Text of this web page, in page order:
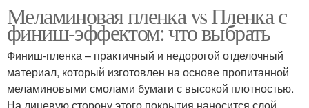
Меламиновая пленка vs Пленка с
финиш-эффектом: что выбрать
Финиш-пленка – практичный и недорогой отделочный
материал, который изготовлен на основе пропитанной
меламиновыми смолами бумаги с высокой плотностью.